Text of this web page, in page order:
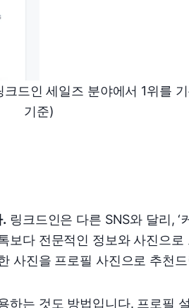
크드인 세일즈 분야에서 1위를
기준)
링크드인은 다른 SNS와 달리, ‘
보다 전문적인 정보와 사진으로
사진을 프로필 사진으로 추천
하는 것도 방법입니다. 프로필